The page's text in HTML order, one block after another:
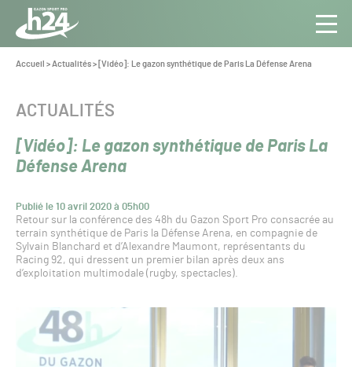
Panneau de gestion des cookies
Aller au contenu
Toute
l’info
Pro
Vous
Accueil >Actualités> [Vidéo]: Le gazon synthétique de Paris La Défense Arena
[Vidéo]: Le gazon synthétique de Paris La
Défense Arena
Publié le 10 avril 2020 à 05h00
CATÉGORIE :
ACTUALITÉS
Retour sur la conférence des 48h du Gazon Sport Pro consacrée au
terrain synthétique de Paris la Défense Arena, en compagnie de
Sylvain Blanchard et d’Alexandre Maumont, représentants du
Racing 92, qui dressent un premier bilan après deux ans
d’exploitation multimodale (rugby, spectacles).